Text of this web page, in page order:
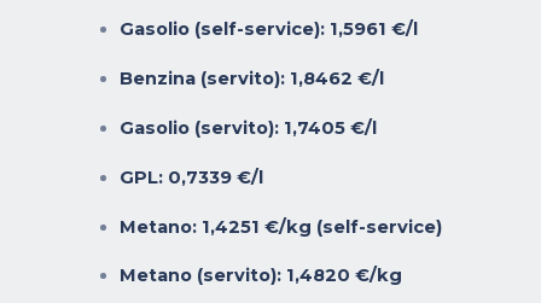
Gasolio (self-service): 1,5961 €/l
Benzina (servito): 1,8462 €/l
Gasolio (servito): 1,7405 €/l
GPL: 0,7339 €/l
Metano: 1,4251 €/kg (self-service)
Metano (servito): 1,4820 €/kg